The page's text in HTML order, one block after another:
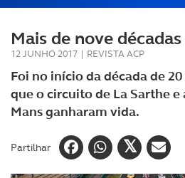
Mais de nove
12 JUNHO 2017 | REVISTA ACP
Foi no início da década de
que o circuito de La Sarthe e
Mans ganharam vida.
Partilhar